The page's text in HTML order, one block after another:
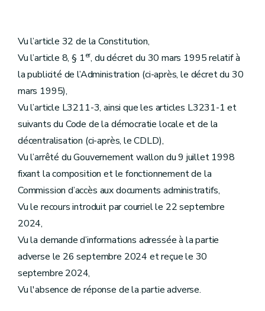
Vu l’article 32 de la Constitution,
Vu l’article 8, § 1er, du décret du 30 mars 1995 relatif à
la publicité de l’Administration (ci-après, le décret du 30
mars 1995),
Vu l’article L3211-3, ainsi que les articles L3231-1 et
suivants du Code de la démocratie locale et de la
décentralisation (ci-après, le CDLD),
Vu l’arrêté du Gouvernement wallon du 9 juillet 1998
fixant la composition et le fonctionnement de la
Commission d’accès aux documents administratifs,
Vu le recours introduit par courriel le 22 septembre
2024,
Vu la demande d’informations adressée à la partie
adverse le 26 septembre 2024 et reçue le 30
septembre 2024,
Vu l'absence de réponse de la partie adverse.